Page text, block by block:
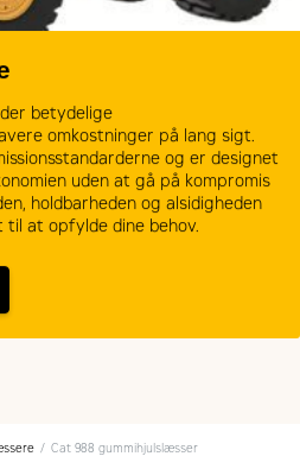
betydelige
omkostninger på lang sigt.
og er designet
uden at gå på kompromis
holdbarheden og alsidigheden
til at opfylde dine behov.
Cat 988 gummihjulslæsser